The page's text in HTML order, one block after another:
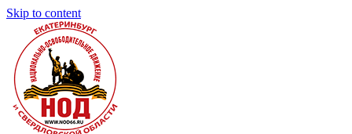
Skip to content